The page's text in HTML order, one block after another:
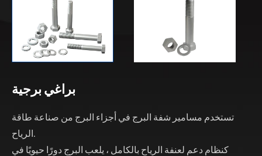
براغي برجية
تستخدم مسامير شفة البرج في أجزاء البرج من صناعة طاقة
كنظام دعم لعنفة الرياح بالكامل ، يلعب البرج دورًا حيويًا في